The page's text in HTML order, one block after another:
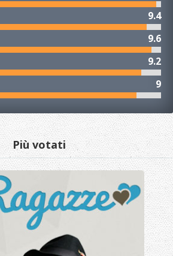
9.4
9.6
9.2
9
Più votati